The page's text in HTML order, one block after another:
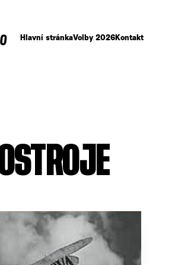
Hlavní stránkaVolby 2026Kontakt